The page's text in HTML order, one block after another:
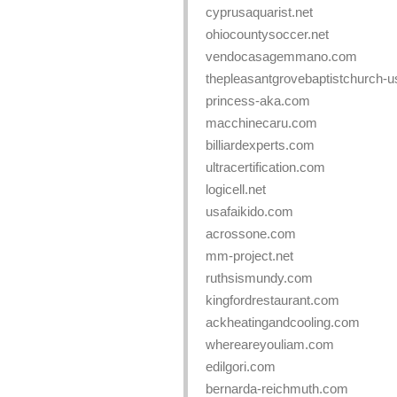
cyprusaquarist.net
ohiocountysoccer.net
vendocasagemmano.com
thepleasantgrovebaptistchurch-
princess-aka.com
macchinecaru.com
billiardexperts.com
ultracertification.com
logicell.net
usafaikido.com
acrossone.com
mm-project.net
ruthsismundy.com
kingfordrestaurant.com
ackheatingandcooling.com
whereareyouliam.com
edilgori.com
bernarda-reichmuth.com